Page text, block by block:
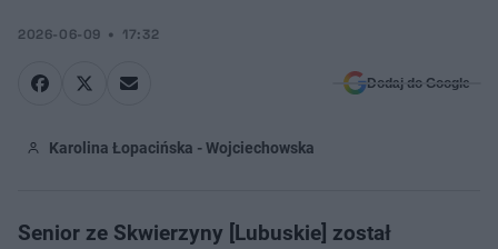
2026-06-09 17:32
Dodaj do Google
Karolina Łopacińska - Wojciechowska
Senior ze Skwierzyny [Lubuskie] został